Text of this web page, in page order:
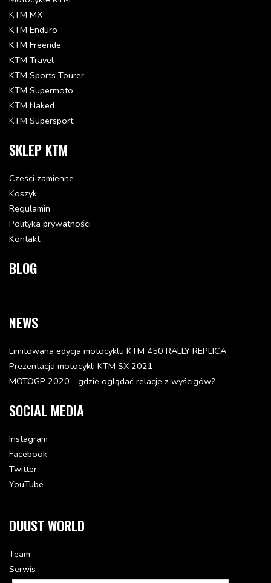
KTM MX
KTM Enduro
KTM Freeride
KTM Travel
KTM Sports Tourer
KTM Supermoto
KTM Naked
KTM Supersport
SKLEP KTM
Cześci zamienne
Koszyk
Regulamin
Polityka prywatności
Kontakt
BLOG
NEWS
Limitowana edycja motocyklu KTM 450 RALLY REPLICA
Prezentacja motocykli KTM SX 2021
MOTOGP 2020 - gdzie oglądać relacje z wyścigów?
SOCIAL MEDIA
Instagram
Facebook
Twitter
YouTube
DUUST WORLD
Team
Serwis